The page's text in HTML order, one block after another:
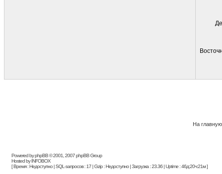
На главную
Powered by phpBB © 2001, 2007 phpBB Group
Hosted by INFOBOX
[ Время : Недоступно | SQL-запросов : 17 | Gzip : Недоступно | Загрузка : 23.36 | Uptime : 46д:20ч:21м ]